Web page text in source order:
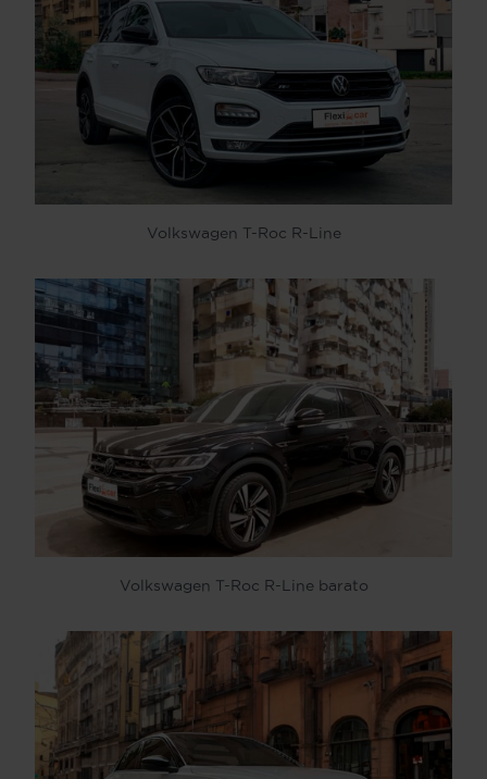
Volkswagen T-Roc R-Line
Volkswagen T-Roc R-Line barato